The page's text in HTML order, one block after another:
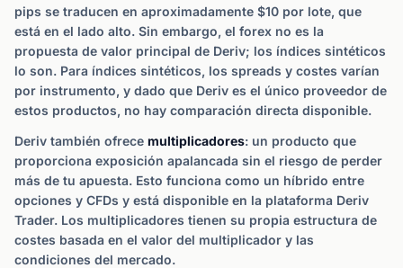
pips se traducen en aproximadamente $10 por lote, que
está en el lado alto. Sin embargo, el forex no es la
propuesta de valor principal de Deriv; los índices sintéticos
lo son. Para índices sintéticos, los spreads y costes varían
por instrumento, y dado que Deriv es el único proveedor de
estos productos, no hay comparación directa disponible.
Deriv también ofrece multiplicadores: un producto que
proporciona exposición apalancada sin el riesgo de perder
más de tu apuesta. Esto funciona como un híbrido entre
opciones y CFDs y está disponible en la plataforma Deriv
Trader. Los multiplicadores tienen su propia estructura de
costes basada en el valor del multiplicador y las
condiciones del mercado.